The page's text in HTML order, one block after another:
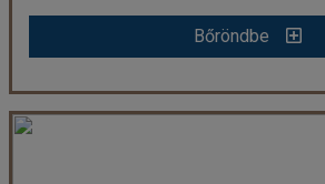
Bőröndbe
Bőröndbe
Petrától a Holt-tengerig -